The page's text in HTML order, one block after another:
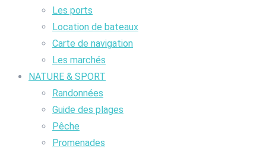
Les ports
Location de bateaux
Carte de navigation
Les marchés
NATURE & SPORT
Randonnées
Guide des plages
Pêche
Promenades